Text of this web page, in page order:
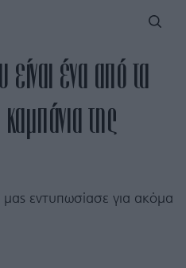
ένα από τα
της
μας εντυπωσίασε για ακόμα